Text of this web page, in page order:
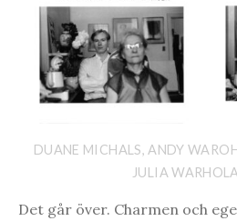
DUANE MICHALS, ANDY
JULIA
Det går över. Charmen och